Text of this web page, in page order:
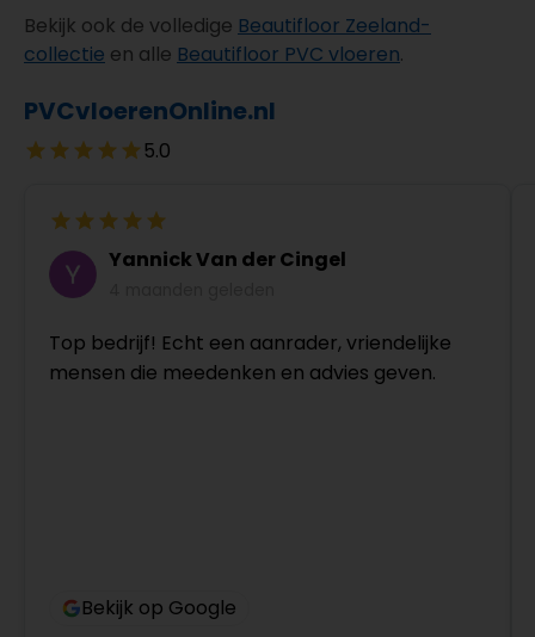
Bekijk ook de volledige Beautifloor Zeeland-
collectie en alle Beautifloor PVC vloeren.
PVCvloerenOnline.nl
5.0
Yannick Van der Cingel
Top bedrijf! Echt een aanrader, vriendelijke
mensen die meedenken en advies geven.
Bekijk op Google